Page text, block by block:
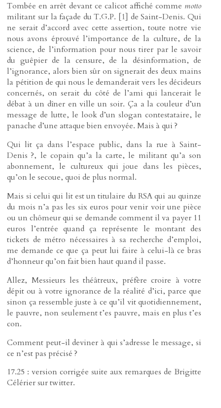
Tombée en arrêt devant ce calicot affiché comme motto
militant sur la façade du T.G.P. [1] de Saint-Denis. Qui
ne serait d’accord avec cette assertion, toute notre vie
nous avons éprouvé l’importance de la culture, de la
science, de l’information pour nous tirer par le savoir
du guêpier de la censure, de la désinformation, de
l’ignorance, alors bien sûr on signerait des deux mains
la pétition de qui nous le demanderait vers les décideurs
concernés, on serait du côté de l’ami qui lancerait le
débat à un dîner en ville un soir. Ça a la couleur d’un
message de lutte, le look d’un slogan contestataire, le
panache d’une attaque bien envoyée. Mais à qui ?
Qui lit ça dans l’espace public, dans la rue à Saint-
Denis ?, le copain qu’a la carte, le militant qu’a son
abonnement, le cultureux qui joue dans les pièces,
qu’on le secoue, quoi de plus normal.
Mais si celui qui lit est un titulaire du RSA qui au quinze
du mois n’a pas les six euros pour venir voir une pièce
ou un chômeur qui se demande comment il va payer 11
euros l’entrée quand ça représente le montant des
tickets de métro nécessaires à sa recherche d’emploi,
me demande ce que ça peut lui faire à celui-là ce bras
d’honneur qu’on fait bien haut quand il passe.
Allez, Messieurs les théâtreux, préfère croire à votre
dépit ou à votre ignorance de la réalité d’ici, parce que
sinon ça ressemble juste à ce qu’il vit quotidiennement,
le pauvre, non seulement t’es pauvre, mais en plus t’es
con.
Comment peut-il deviner à qui s’adresse le message, si
ce n’est pas précisé ?
17.25 : version corrigée suite aux remarques de Brigitte
Célérier sur twitter.